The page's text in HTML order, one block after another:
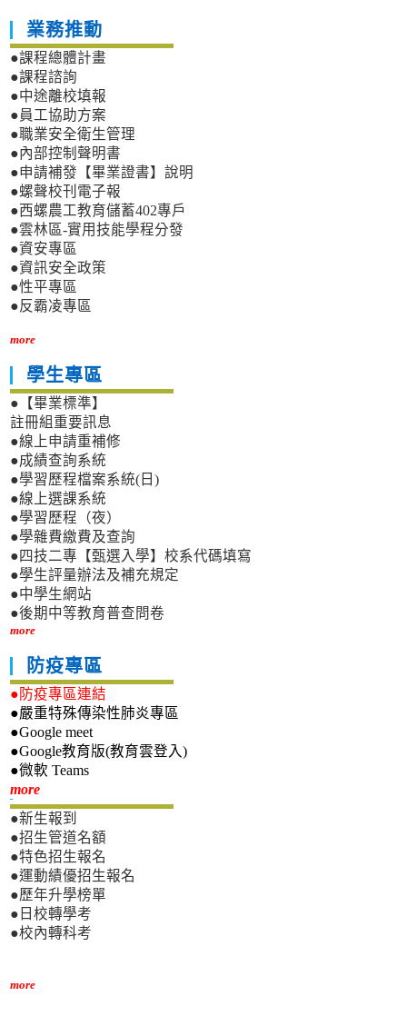
業務推動
●課程總體計畫
●課程諮詢
●中途離校填報
●員工協助方案
●職業安全衛生管理
●內部控制聲明書
●申請補發【畢業證書】說明
●螺聲校刊電子報
●西螺農工教育儲蓄402專戶
●雲林區-實用技能學程分發
●資安專區
●資訊安全政策
●性平專區
●反霸凌專區
more
學生專區
●【畢業標準】
註冊組重要訊息
●線上申請重補修
●成績查詢系統
●學習歷程檔案系統(日)
●線上選課系統
●學習歷程（夜）
●學雜費繳費及查詢
●四技二專【甄選入學】校系代碼填寫
●學生評量辦法及補充規定
●中學生網站
●後期中等教育普查問卷
more
防疫專區
●防疫專區連結
●嚴重特殊傳染性肺炎專區
●Google meet
●Google教育版(教育雲登入)
●微軟 Teams
more新生專區
●新生報到
●招生管道名額
●特色招生報名
●運動績優招生報名
●歷年升學榜單
●日校轉學考
●校內轉科考
more